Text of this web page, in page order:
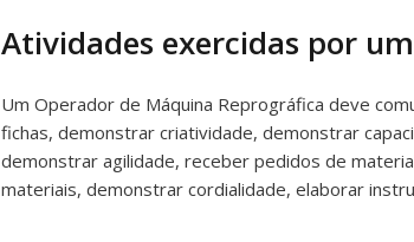
Atividades exercidas por
Um Operador de Máquina Reprográfica deve
fichas, demonstrar criatividade, demonstrar
demonstrar agilidade, receber pedidos de
materiais, demonstrar cordialidade, elaborar